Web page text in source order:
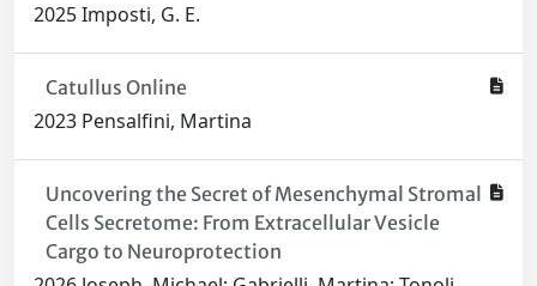
2025 Imposti, G. E.
Catullus Online
2023 Pensalfini, Martina
Uncovering the Secret of Mesenchymal Stromal
Cells Secretome: From Extracellular Vesicle
Cargo to Neuroprotection